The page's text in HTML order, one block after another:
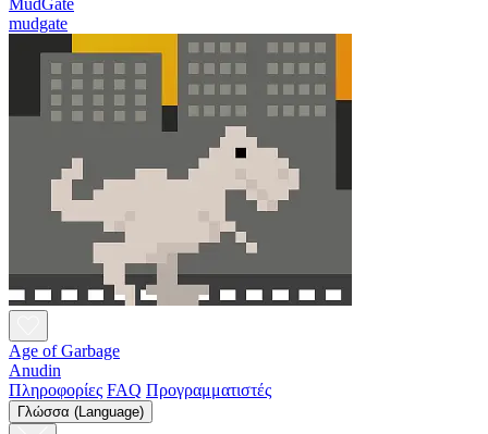
MudGate
mudgate
Age of Garbage
Anudin
Πληροφορίες FAQ Προγραμματιστές
Γλώσσα (Language)